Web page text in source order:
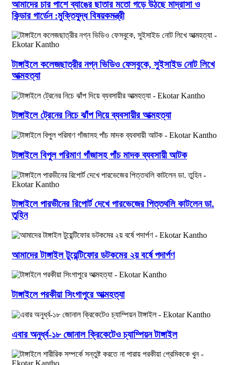
আমাদের চার পাশে ব্যাঙের ছাতার মতো গড়ে উঠছে মাদ্রাসা ও
কিন্ডার গার্ডেন :মুক্তিযুদ্ধ বিষয়কমন্ত্রী
টাঙ্গাইলে কলেজছাত্রীর নগ্ন ভিডিও ফেসবুকে, সুইসাইড নোট লিখে
আত্মহত্যা
টাঙ্গাইলে ট্রেনের নিচে ঝাঁপ দিয়ে ব্যবসায়ীর আত্মহত্যা
টাঙ্গাইলে বিপুল পরিমাণ গাঁজাসহ পাঁচ মাদক ব্যবসায়ী আটক
টাঙ্গাইলে পারভীনের রিপোর্ট দেখে পারভেজের পিত্তথলি কাটলেন ডা.
তুহিন
আমাদের টাঙ্গাইল টুয়েন্টিফোর ডটকমের ২য় বর্ষে পদার্পণ
টাঙ্গাইলে পরকীয়া সিংগাপুরে আত্মহত্যা
এবার অনুর্ধ্ব-১৮ জোনাল ক্রিকেটেও চ্যাম্পিয়ন টাঙ্গাইল